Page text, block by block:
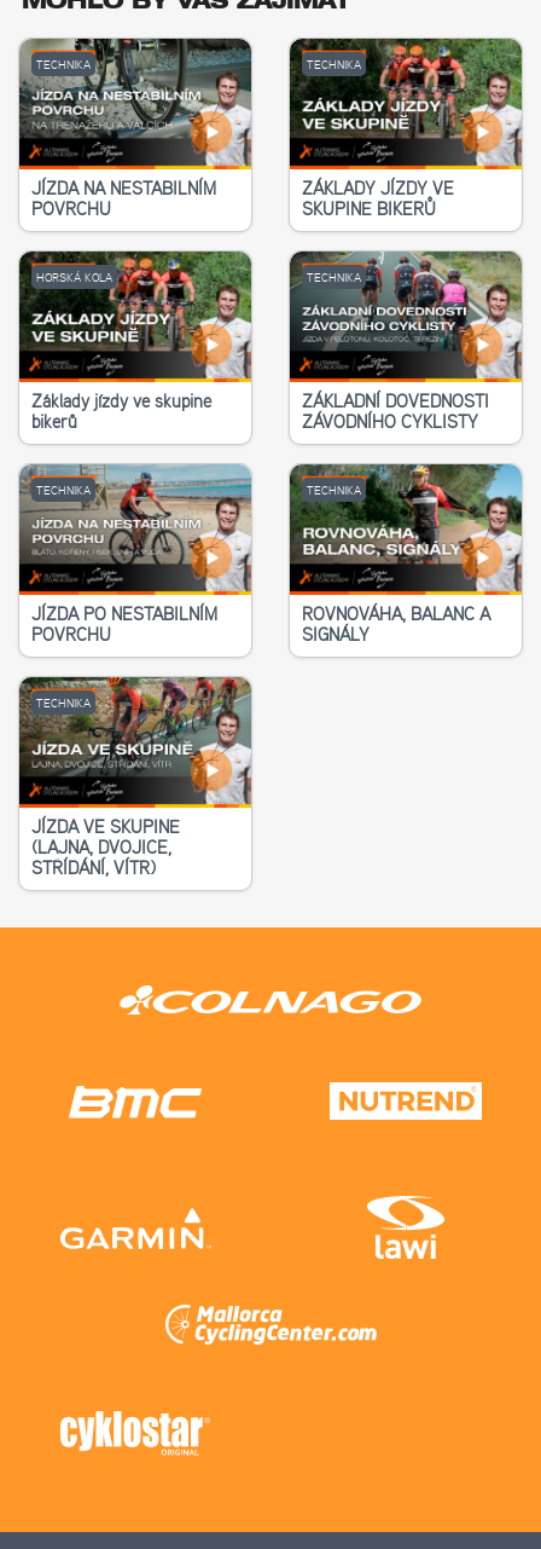
TECHNIKA
JÍZDA NA NESTABILNÍM
POVRCHU
TECHNIKA
ZÁKLADY JÍZDY VE
SKUPINĚ BIKERŮ
HORSKÁ KOLA
Základy jízdy ve skupině
bikerů
TECHNIKA
ZÁKLADNÍ DOVEDNOSTI
ZÁVODNÍHO CYKLISTY
TECHNIKA
JÍZDA PO NESTABILNÍM
POVRCHU
TECHNIKA
ROVNOVÁHA, BALANC A
SIGNÁLY
TECHNIKA
JÍZDA VE SKUPINĚ
(LAJNA, DVOJICE,
STŘÍDÁNÍ, VÍTR)